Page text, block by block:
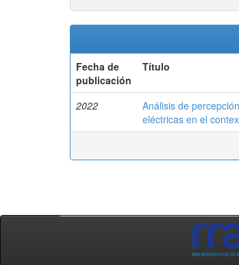
Fecha de
publicación
Título
2022
Análisis de
eléctricas en el